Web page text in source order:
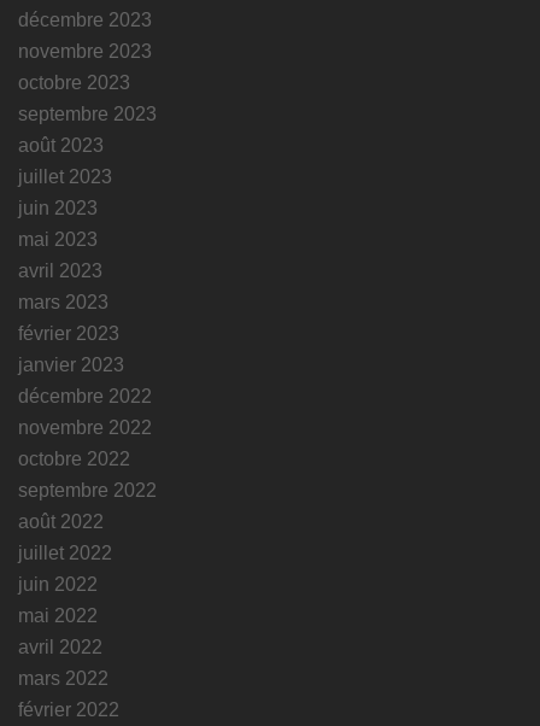
décembre 2023
novembre 2023
octobre 2023
septembre 2023
août 2023
juillet 2023
juin 2023
mai 2023
avril 2023
mars 2023
février 2023
janvier 2023
décembre 2022
novembre 2022
octobre 2022
septembre 2022
août 2022
juillet 2022
juin 2022
mai 2022
avril 2022
mars 2022
février 2022